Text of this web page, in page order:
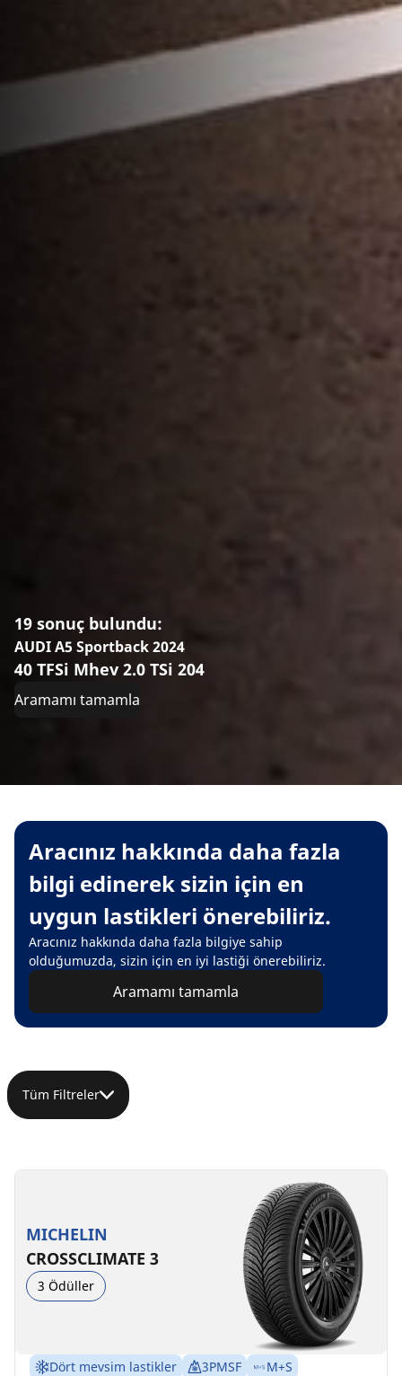
19 sonuç bulundu:
AUDI A5 Sportback 2024
40 TFSi Mhev 2.0 TSi 204
Aramamı tamamla
Aracınız hakkında daha fazla
bilgi edinerek sizin için en
uygun lastikleri önerebiliriz.
Aracınız hakkında daha fazla bilgiye sahip
olduğumuzda, sizin için en iyi lastiği önerebiliriz.
Aramamı tamamla
Tüm Filtreler
MICHELIN
CROSSCLIMATE 3
3 Ödüller
Dört mevsim lastikler 3PMSF
M+S